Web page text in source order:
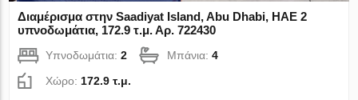
Διαμέρισμα στην Saadiyat Island, Abu Dhabi, ΗΑΕ 2
υπνοδωμάτια, 172.9 τ.μ. Αρ. 722430
Υπνοδωμάτια:2 Μπάνια:4
Χώρο: 172.9 τ.μ.